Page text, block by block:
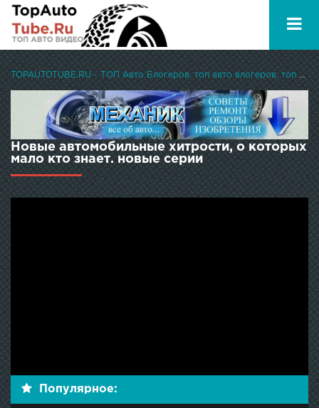
TOPAUTOTUBE.RU - ТОП Авто Блогеров, топ авто влогеров, топ авто ютуберов
Новые автомобильные хитрости, о которых
мало кто знает. новые серии
Популярное: